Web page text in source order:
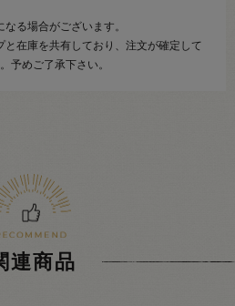
る場合がございます。
と在庫を共有しており、注文が確定して
予めご了承下さい。
連商品